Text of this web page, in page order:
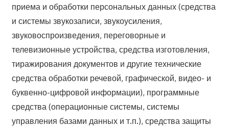
приема и обработки персональных данных (средства
и системы звукозаписи, звукоусиления,
звуковоспроизведения, переговорные и
телевизионные устройства, средства изготовления,
тиражирования документов и другие технические
средства обработки речевой, графической, видео- и
буквенно-цифровой информации), программные
средства (операционные системы, системы
управления базами данных и т.п.), средства защиты